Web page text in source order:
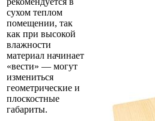
сухом теплом
помещении, так
как при высокой
влажности
материал начинает
«вести» — могут
измениться
геометрические и
плоскостные
габариты.